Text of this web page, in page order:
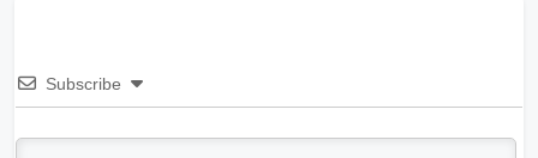
Subscribe